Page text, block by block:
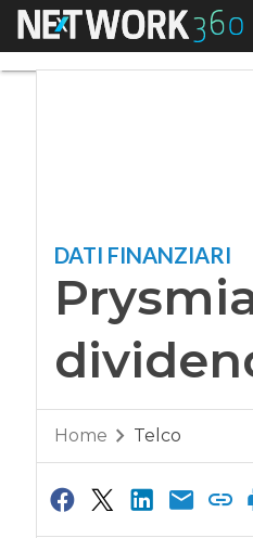
Menu
DATI FINANZIARI
Home Telco